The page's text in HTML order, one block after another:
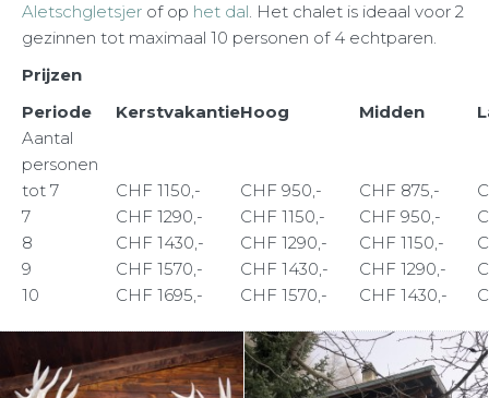
Aletschgletsjer of op het dal. Het chalet is ideaal voor 2
gezinnen tot maximaal 10 personen of 4 echtparen.
Prijzen
Periode
KerstvakantieHoog Midden
Aantal
personen
tot 7
CHF 1150,- CHF 950,- CHF 875,-
7
CHF 1290,- CHF 1150,- CHF 950,-
8
CHF 1430,- CHF 1290,- CHF 1150,-
9
CHF 1570,- CHF 1430,- CHF 1290,-
10
CHF 1695,- CHF 1570,- CHF 1430,-